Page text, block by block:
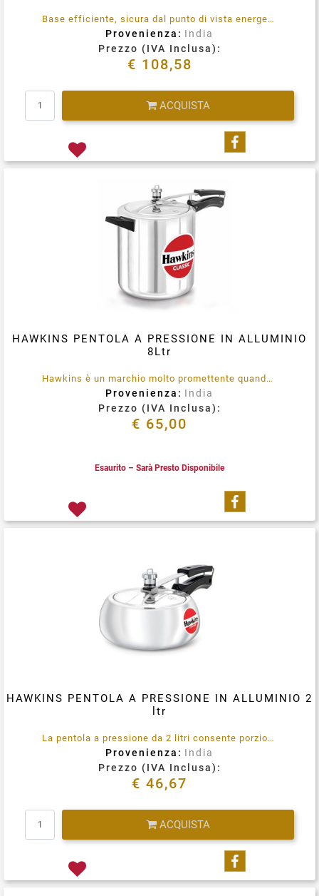
Base efficiente, sicura dal punto di vista energetico, ha un sistema di regolazione della pressione, è una pentola a pressione versatile che puoi usarlo su piani cottura elettrici, gas domestici, fornelli alogeni, piani cottura in ceramica e a induzione.
Provenienza: India
Prezzo (IVA Inclusa):
€ 108,58
ACQUISTA
Condividi su
HAWKINS PENTOLA A PRESSIONE IN ALLUMINIO
8Ltr
Hawkins è un marchio molto promettente quando si tratta delle sue classiche pentole a pressione. E' prodotto utilizzando materiali di qualità garantita e tecniche avanzate, che li rendono conformi allo standard.
Provenienza: India
Prezzo (IVA Inclusa):
€ 65,00
Esaurito – Sarà Presto Disponibile
Condividi su
HAWKINS PENTOLA A PRESSIONE IN ALLUMINIO 2
ltr
La pentola a pressione da 2 litri consente porzioni abbondanti per due persone, può essere utilizzata per tutti i tipi di cucine e ricette, indiane, europee, cinesi e nordamericane.
Provenienza: India
Prezzo (IVA Inclusa):
€ 46,67
ACQUISTA
Condividi su